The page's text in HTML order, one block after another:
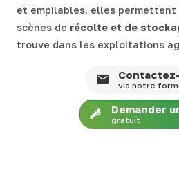
et empilables, elles permettent
scènes de récolte et de
trouve dans les exploitations
via notre
Demander
gratuit